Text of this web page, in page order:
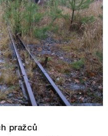
pražců